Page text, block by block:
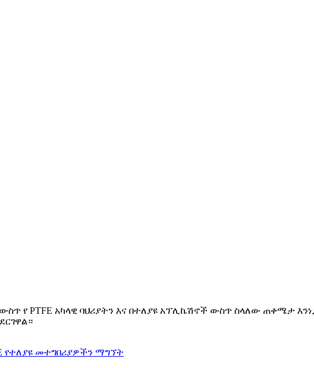
የ PTFE አካላዊ ባህሪያትን እና በተለያዩ አፕሊኬሽኖች ውስጥ ስላለው ጠቀሜታ